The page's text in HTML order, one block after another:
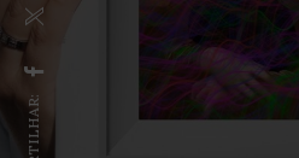
PARTILHAR: